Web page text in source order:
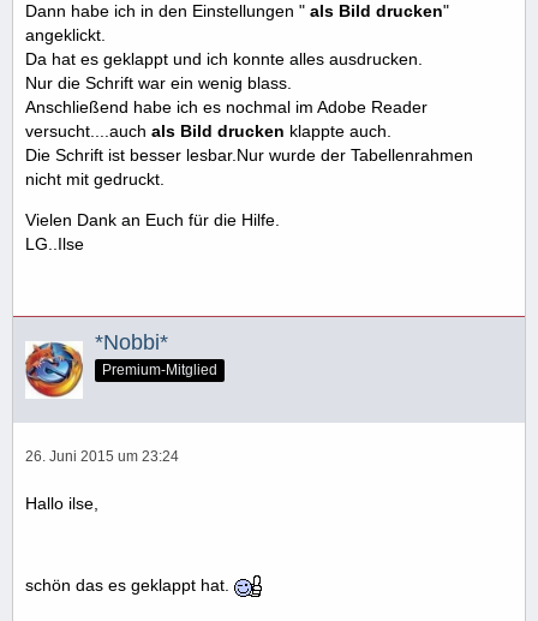
Dann habe ich in den Einstellungen " als Bild drucken"
angeklickt.
Da hat es geklappt und ich konnte alles ausdrucken.
Nur die Schrift war ein wenig blass.
Anschließend habe ich es nochmal im Adobe Reader
versucht....auch als Bild drucken klappte auch.
Die Schrift ist besser lesbar.Nur wurde der Tabellenrahmen
nicht mit gedruckt.
Vielen Dank an Euch für die Hilfe.
LG..Ilse
*Nobbi*
Premium-Mitglied
26. Juni 2015 um 23:24
Hallo ilse,
schön das es geklappt hat.